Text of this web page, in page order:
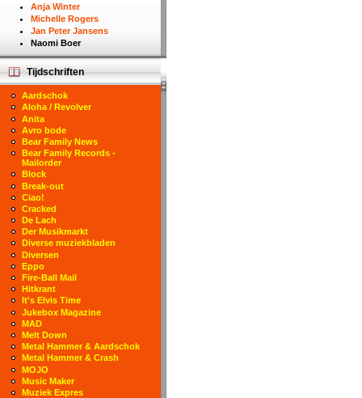
Anja Winter
Michelle Rogers
Jan Peter Jansens
Naomi Boer
Tijdschriften
Aardschok
Aloha / Revolver
Anita
Avro bode
Bear Family News
Bear Family Records -
Mailorder
Block
Break-out
Ciao!
Cracked
De Lach
Der Musikmarkt
Diverse muziekbladen
Diversen
Eppo
Fire-Ball Mail
Hitkrant
It's Elvis Time
Jukebox Magazine
MAD
Melt Down
Metal Hammer & Aardschok
Metal Hammer & Crash
MOJO
Music Maker
Muziek Expres